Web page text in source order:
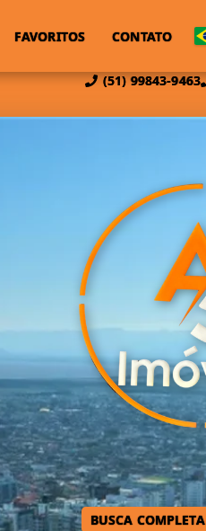
(51) 99843-9463
FAVORITOS CONTATO
BUSCA COMPLETA